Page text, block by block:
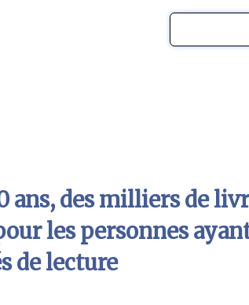
ans, des milliers de
les personnes
de lecture